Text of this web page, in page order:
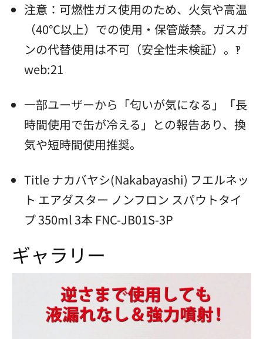
注意：可燃性ガス使用のため、火気や高温
（40℃以上）での使用・保管厳禁。ガスガ
ンの代替使用は不可（安全性未検証）。‽
web:21
一部ユーザーから「匂いが気になる」「長
時間使用で缶が冷える」との報告あり、換
気や短時間使用推奨。
Title ナカバヤシ(Nakabayashi) フエルネッ
ト エアダスター ノンフロン スパウトタイ
プ 350ml 3本 FNC-JB01S-3P
ギャラリー